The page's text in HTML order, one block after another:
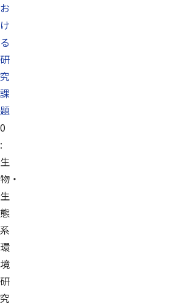
お
け
る
研
究
課
題
0
:
生
物・
生
態
系
環
境
研
究